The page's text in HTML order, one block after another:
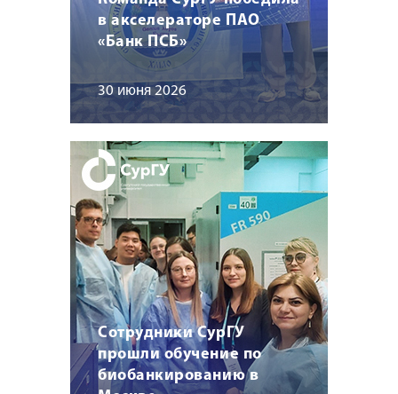
в акселераторе ПАО
«Банк ПСБ»
30 июня 2026
Сотрудники СурГУ
прошли обучение по
биобанкированию в